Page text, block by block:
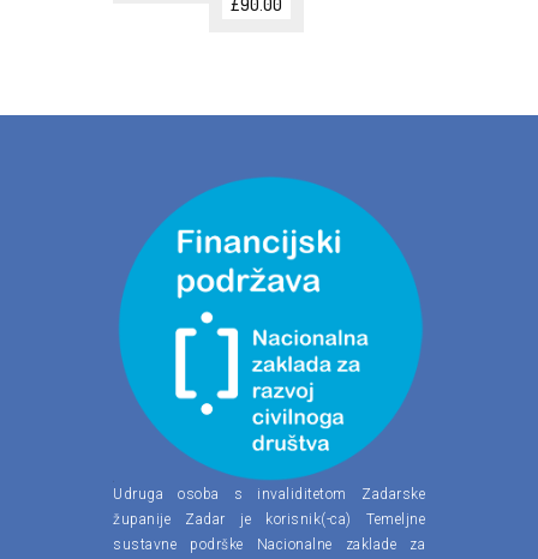
Udruga osoba s invaliditetom Zadarske
županije Zadar je korisnik(-ca) Temeljne
sustavne podrške Nacionalne zaklade za